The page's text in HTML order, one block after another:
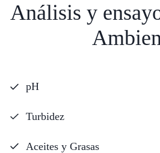
Análisis y
pH
Turbidez
Aceites y Grasas